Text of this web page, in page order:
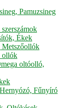
Pamuzsineg
Ékek
Metszőollók
ollók
oltóolló,
Fűnyíró